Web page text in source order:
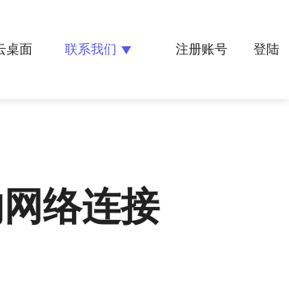
桌面 联系我们 注册账号 登陆
络连接